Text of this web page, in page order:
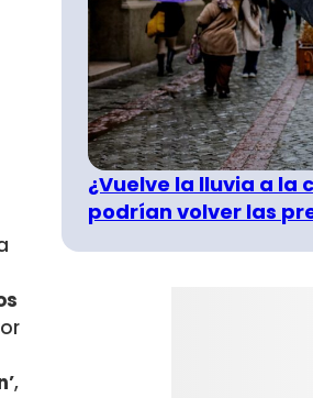
,
¿Vuelve la lluvia a la
podrían volver las